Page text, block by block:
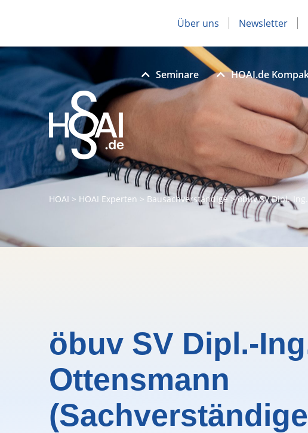
Über uns Newsletter
Seminare HOAI.de
HOAI > HOAI Experten > Bausachverständige>öbuv SV Dipl.-
öbuv SV Dipl.-
Ottensmann